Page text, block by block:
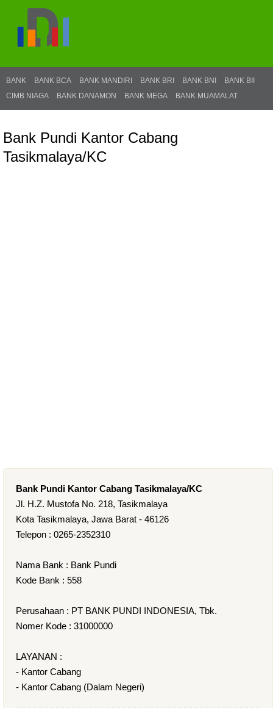
BANK BANK BCA BANK MANDIRI BANK BRI BANK BNI
BANK BII
CIMB NIAGA
BANK DANAMON BANK MEGA BANK MUAMALAT
Bank Pundi Kantor Cabang
Tasikmalaya/KC
Bank Pundi Kantor Cabang Tasikmalaya/KC
Jl. H.Z. Mustofa No. 218, Tasikmalaya
Kota Tasikmalaya, Jawa Barat - 46126
Telepon : 0265-2352310
Nama Bank : Bank Pundi
Kode Bank : 558
Perusahaan : PT BANK PUNDI INDONESIA, Tbk.
Nomer Kode : 31000000
LAYANAN :
- Kantor Cabang
- Kantor Cabang (Dalam Negeri)